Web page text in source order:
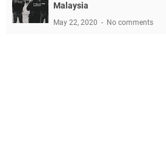
Malaysia
May 22, 2020 No comments